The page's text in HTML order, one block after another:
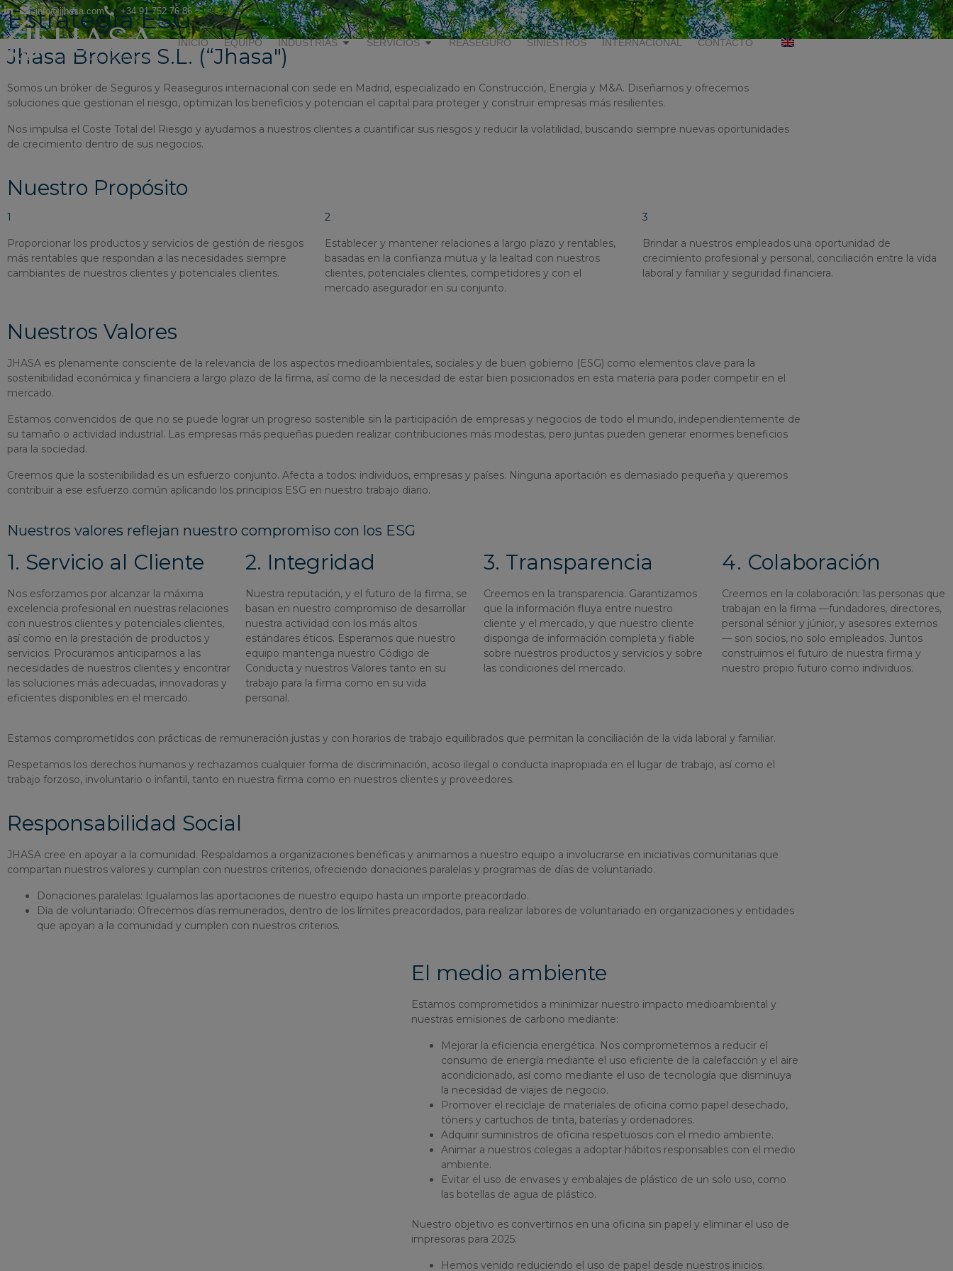
info@jjhasa.com +34 91 752 76 86
INICIO EQUIPO INDUSTRIAS SERVICIOS REASEGURO SINIESTROS INTERNACIONAL CONTACTO
Estrategia ESG
Jhasa Brokers S.L. (“Jhasa")
Somos un bróker de Seguros y Reaseguros internacional con sede en Madrid, especializado en Construcción, Energía y M&A. Diseñamos y ofrecemos
soluciones que gestionan el riesgo, optimizan los beneficios y potencian el capital para proteger y construir empresas más resilientes.
Nos impulsa el Coste Total del Riesgo y ayudamos a nuestros clientes a cuantificar sus riesgos y reducir la volatilidad, buscando siempre nuevas oportunidades
de crecimiento dentro de sus negocios.
Nuestro Propósito
1
Proporcionar los productos y servicios de gestión de riesgos
más rentables que respondan a las necesidades siempre
cambiantes de nuestros clientes y potenciales clientes.
2
Establecer y mantener relaciones a largo plazo y rentables,
basadas en la confianza mutua y la lealtad con nuestros
clientes, potenciales clientes, competidores y con el
mercado asegurador en su conjunto.
3
Brindar a nuestros empleados una oportunidad de
crecimiento profesional y personal, conciliación entre la vida
laboral y familiar y seguridad financiera.
Nuestros Valores
JHASA es plenamente consciente de la relevancia de los aspectos medioambientales, sociales y de buen gobierno (ESG) como elementos clave para la
sostenibilidad económica y financiera a largo plazo de la firma, así como de la necesidad de estar bien posicionados en esta materia para poder competir en el
mercado.
Estamos convencidos de que no se puede lograr un progreso sostenible sin la participación de empresas y negocios de todo el mundo, independientemente de
su tamaño o actividad industrial. Las empresas más pequeñas pueden realizar contribuciones más modestas, pero juntas pueden generar enormes beneficios
para la sociedad.
Creemos que la sostenibilidad es un esfuerzo conjunto. Afecta a todos: individuos, empresas y países. Ninguna aportación es demasiado pequeña y queremos
contribuir a ese esfuerzo común aplicando los principios ESG en nuestro trabajo diario.
Nuestros valores reflejan nuestro compromiso con los ESG
1. Servicio al Cliente
Nos esforzamos por alcanzar la máxima
excelencia profesional en nuestras relaciones
con nuestros clientes y potenciales clientes,
así como en la prestación de productos y
servicios. Procuramos anticiparnos a las
necesidades de nuestros clientes y encontrar
las soluciones más adecuadas, innovadoras y
eficientes disponibles en el mercado.
2. Integridad
Nuestra reputación, y el futuro de la firma, se
basan en nuestro compromiso de desarrollar
nuestra actividad con los más altos
estándares éticos. Esperamos que nuestro
equipo mantenga nuestro Código de
Conducta y nuestros Valores tanto en su
trabajo para la firma como en su vida
personal.
3. Transparencia
Creemos en la transparencia. Garantizamos
que la información fluya entre nuestro
cliente y el mercado, y que nuestro cliente
disponga de información completa y fiable
sobre nuestros productos y servicios y sobre
las condiciones del mercado.
4. Colaboración
Creemos en la colaboración: las personas que
trabajan en la firma —fundadores, directores,
personal sénior y júnior, y asesores externos
— son socios, no solo empleados. Juntos
construimos el futuro de nuestra firma y
nuestro propio futuro como individuos.
Estamos comprometidos con prácticas de remuneración justas y con horarios de trabajo equilibrados que permitan la conciliación de la vida laboral y familiar.
Respetamos los derechos humanos y rechazamos cualquier forma de discriminación, acoso ilegal o conducta inapropiada en el lugar de trabajo, así como el
trabajo forzoso, involuntario o infantil, tanto en nuestra firma como en nuestros clientes y proveedores.
Responsabilidad Social
JHASA cree en apoyar a la comunidad. Respaldamos a organizaciones benéficas y animamos a nuestro equipo a involucrarse en iniciativas comunitarias que
compartan nuestros valores y cumplan con nuestros criterios, ofreciendo donaciones paralelas y programas de días de voluntariado.
Donaciones paralelas: Igualamos las aportaciones de nuestro equipo hasta un importe preacordado.
Día de voluntariado: Ofrecemos días remunerados, dentro de los límites preacordados, para realizar labores de voluntariado en organizaciones y entidades
que apoyan a la comunidad y cumplen con nuestros criterios.
El medio ambiente
Estamos comprometidos a minimizar nuestro impacto medioambiental y
nuestras emisiones de carbono mediante:
Mejorar la eficiencia energética. Nos comprometemos a reducir el
consumo de energía mediante el uso eficiente de la calefacción y el aire
acondicionado, así como mediante el uso de tecnología que disminuya
la necesidad de viajes de negocio.
Promover el reciclaje de materiales de oficina como papel desechado,
tóners y cartuchos de tinta, baterías y ordenadores.
Adquirir suministros de oficina respetuosos con el medio ambiente.
Animar a nuestros colegas a adoptar hábitos responsables con el medio
ambiente.
Evitar el uso de envases y embalajes de plástico de un solo uso, como
las botellas de agua de plástico.
Nuestro objetivo es convertirnos en una oficina sin papel y eliminar el uso de
impresoras para 2025:
Hemos venido reduciendo el uso de papel desde nuestros inicios.